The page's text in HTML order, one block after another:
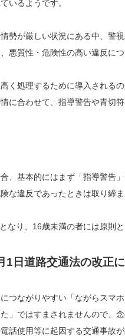
いるようです。
勢が厳しい状況にある中、警
悪質性・危険性の高い違反に
く処理するために導入される
に合わせて、指導警告や青切
、基本的にはまず「指導警告
な違反であったときは取り締
なり、16歳未満の者には原則と
1日道路交通法の改正
つながりやすい「ながらスマ
」ではすまされませんので、
話使用等に起因する交通事故